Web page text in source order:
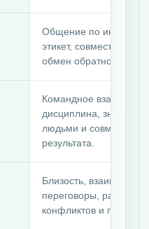
Общение по
этикет, совместное
обмен обратной
Командное
дисциплина,
людьми и совместное
результата.
Близость,
переговоры,
конфликтов и